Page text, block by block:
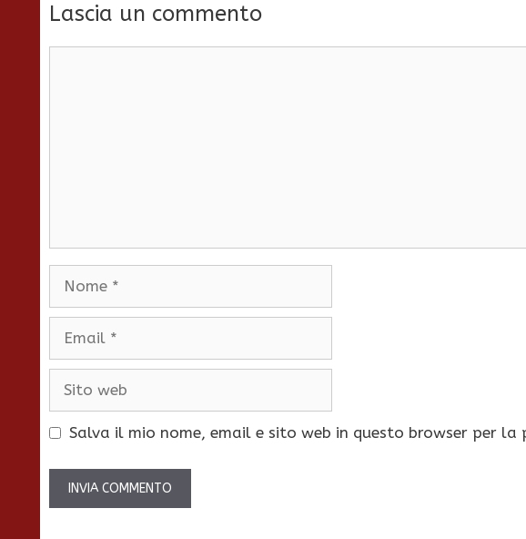
Lascia un commento
Nome
Email
Sito
Salva il mio nome, email e sito web in questo browser per la